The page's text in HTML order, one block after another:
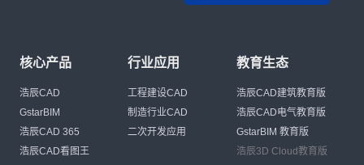
核心产品
浩辰CAD
GstarBIM
浩辰CAD 365
浩辰CAD看图王
行业应用
工程建设CAD
制造行业CAD
二次开发应用
教育生态
浩辰CAD建筑教育版
浩辰CAD电气教育版
GstarBIM 教育版
浩辰3D Cloud教育版